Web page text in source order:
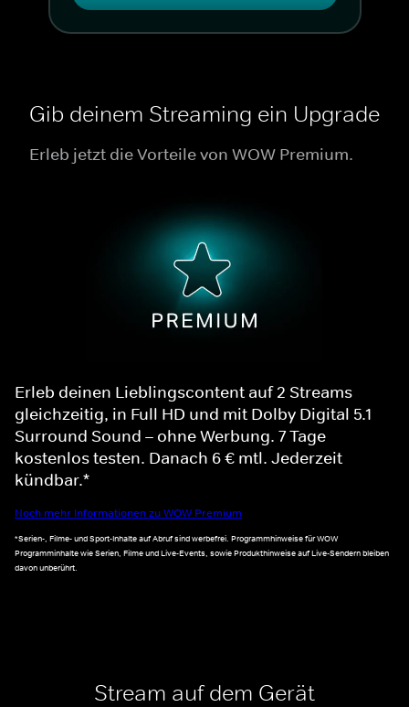
Gib deinem Streaming ein Upgrade
Erleb jetzt die Vorteile von WOW Premium.
Erleb deinen Lieblingscontent auf 2 Streams
gleichzeitig, in Full HD und mit Dolby Digital 5.1
Surround Sound – ohne Werbung. 7 Tage
kostenlos testen. Danach 6 € mtl. Jederzeit
kündbar.*
Noch mehr Informationen zu WOW Premium
*Serien-, Filme- und Sport-Inhalte auf Abruf sind werbefrei. Programmhinweise für WOW
Programminhalte wie Serien, Filme und Live-Events, sowie Produkthinweise auf Live-Sendern bleiben
davon unberührt.
Stream auf dem Gerät